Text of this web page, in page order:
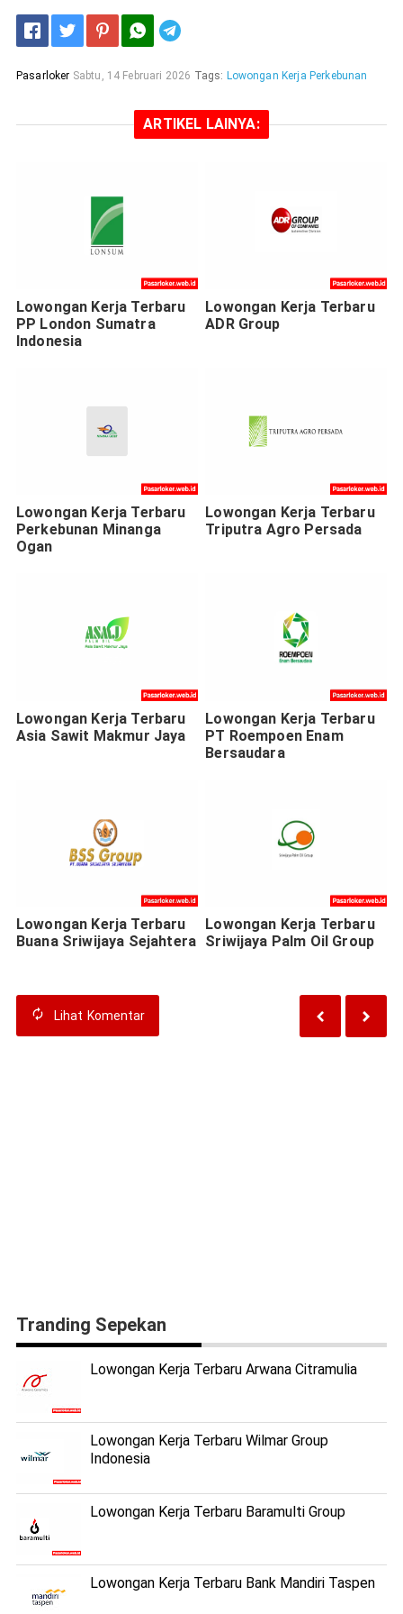
Pasarloker Sabtu, 14 Februari 2026 Tags: Lowongan Kerja Perkebunan
ARTIKEL LAINYA:
Lowongan Kerja Terbaru
PP London Sumatra
Indonesia
Lowongan Kerja Terbaru
ADR Group
Lowongan Kerja Terbaru
Perkebunan Minanga
Ogan
Lowongan Kerja Terbaru
Triputra Agro Persada
Lowongan Kerja Terbaru
Asia Sawit Makmur Jaya
Lowongan Kerja Terbaru
PT Roempoen Enam
Bersaudara
Lowongan Kerja Terbaru
Buana Sriwijaya Sejahtera
Lowongan Kerja Terbaru
Sriwijaya Palm Oil Group
Lihat Komentar
Tranding Sepekan
Lowongan Kerja Terbaru Arwana Citramulia
Lowongan Kerja Terbaru Wilmar Group
Indonesia
Lowongan Kerja Terbaru Baramulti Group
Lowongan Kerja Terbaru Bank Mandiri Taspen